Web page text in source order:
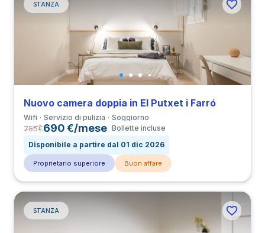
STANZA
Nuovo camera doppia in El Putxet i Farró
Wifi Servizio di pulizia Soggiorno
755€690 €/mese Bollette incluse
Disponibile a partire dal 01 dic 2026
Proprietario superiore Buon affare
STANZA